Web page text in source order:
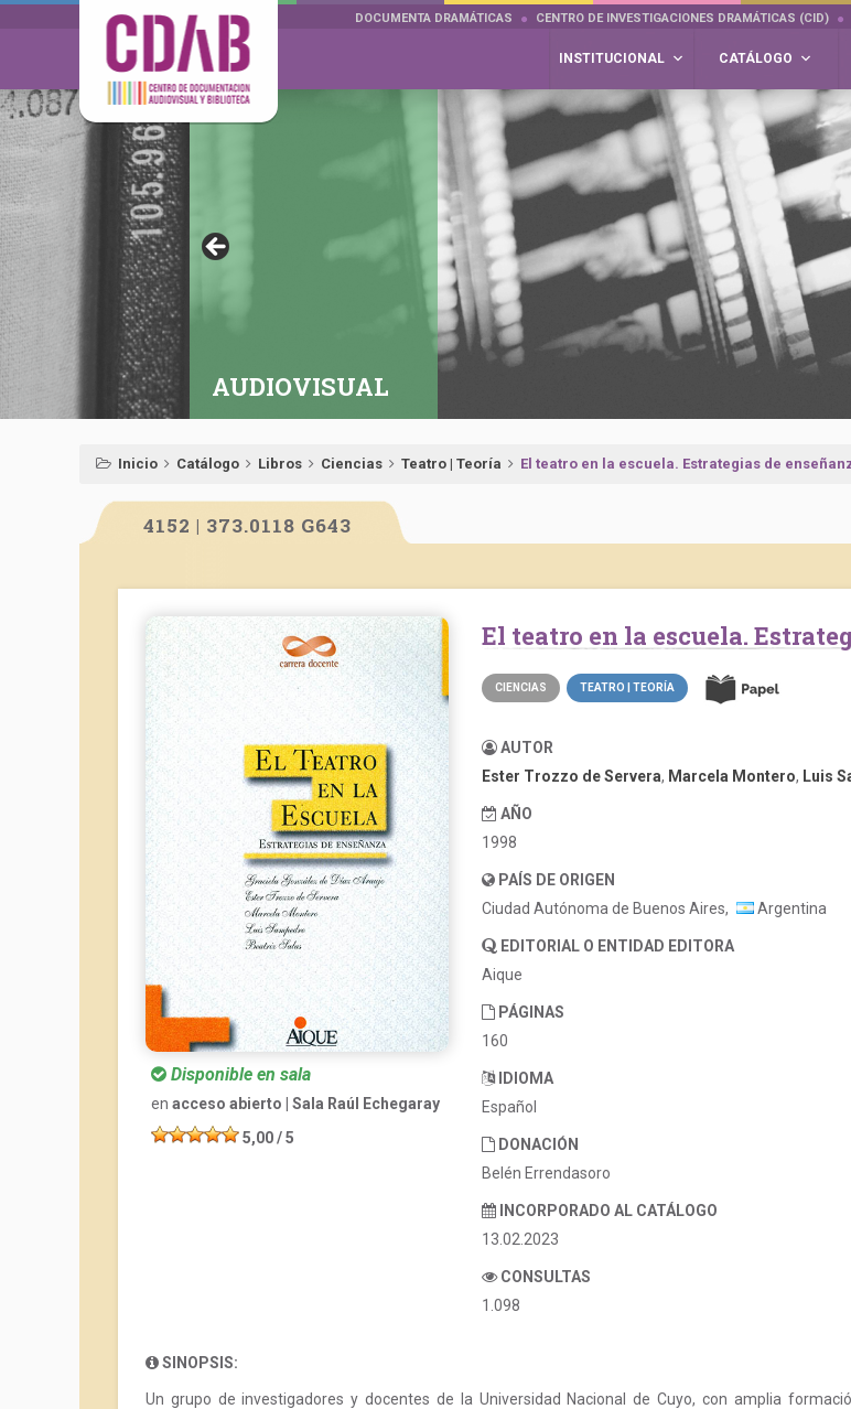
DOCUMENTA DRAMÁTICAS CENTRO DE INVESTIGACIONES DRAMÁTICAS (CID)
INSTITUCIONAL CATÁLOGO
AUDIOVISUAL
Inicio Catálogo Libros Ciencias Teatro | Teoría El teatro en la escuela. Estrategias de
4152 | 373.0118 G643
Disponible en sala
en acceso abierto | Sala Raúl Echegaray
5,00 / 5
El teatro en la escuela.
CIENCIAS TEATRO | TEORÍA
AUTOR
Ester Trozzo de Servera, Marcela Montero, Luis
AÑO
1998
PAÍS DE ORIGEN
Ciudad Autónoma de Buenos Aires,
Argentina
EDITORIAL O ENTIDAD EDITORA
Aique
PÁGINAS
160
IDIOMA
Español
DONACIÓN
Belén Errendasoro
INCORPORADO AL CATÁLOGO
13.02.2023
CONSULTAS
1.098
SINOPSIS:
Un grupo de investigadores y docentes de la Universidad Nacional de Cuyo, con amplia